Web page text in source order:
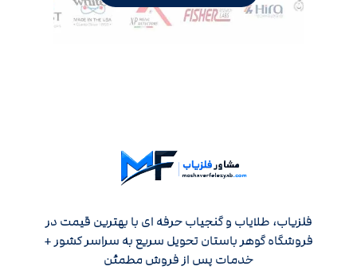
فلزیاب، طلایاب و گنجیاب حرفه ای با بهترین قیمت در
فروشگاه گوهر باستان تحویل سریع به سراسر کشور +
خدمات پس از فروش مطمئن